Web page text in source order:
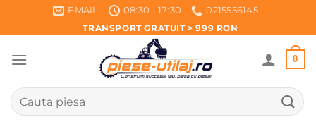
EMAIL 08:30 - 17:30
0215556145
TRANSPORT GRATUIT > 999 RON
0
Caută
după: